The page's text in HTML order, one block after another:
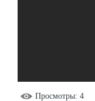
Просмотры: 4